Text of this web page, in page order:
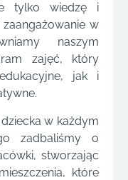
tylko wiedzę i
w
naszym
zajęć, który
jak i
w każdym
zadbaliśmy o
stworzając
które